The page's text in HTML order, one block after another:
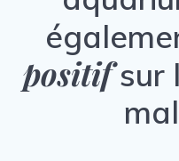
positifsur